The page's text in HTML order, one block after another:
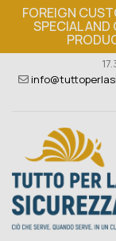
FOREIGN
SPECIAL
Ordine minimo